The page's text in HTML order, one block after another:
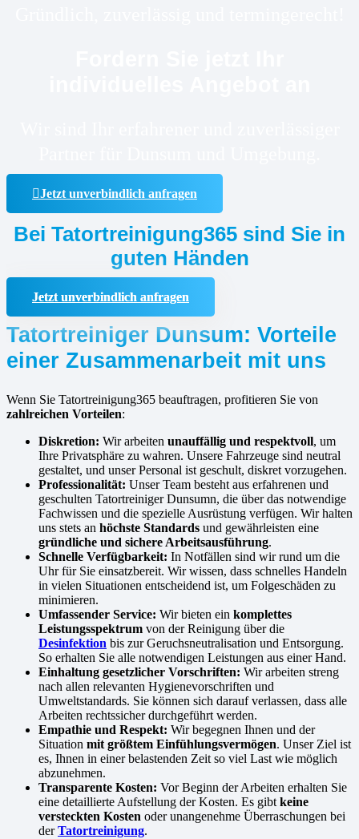
Jetzt unverbindlich anfragen
Bei Tatortreinigung365 sind Sie in
guten Händen
Jetzt unverbindlich anfragen
Tatortreiniger Dunsum: Vorteile
einer Zusammenarbeit mit uns
Wenn Sie Tatortreinigung365 beauftragen, profitieren Sie von
zahlreichen Vorteilen:
Diskretion: Wir arbeiten unauffällig und respektvoll, um
Ihre Privatsphäre zu wahren. Unsere Fahrzeuge sind neutral
gestaltet, und unser Personal ist geschult, diskret vorzugehen.
Professionalität: Unser Team besteht aus erfahrenen und
geschulten Tatortreiniger Dunsumn, die über das notwendige
Fachwissen und die spezielle Ausrüstung verfügen. Wir halten
uns stets an höchste Standards und gewährleisten eine
gründliche und sichere Arbeitsausführung.
Schnelle Verfügbarkeit: In Notfällen sind wir rund um die
Uhr für Sie einsatzbereit. Wir wissen, dass schnelles Handeln
in vielen Situationen entscheidend ist, um Folgeschäden zu
minimieren.
Umfassender Service: Wir bieten ein komplettes
Leistungsspektrum von der Reinigung über die
Desinfektion bis zur Geruchsneutralisation und Entsorgung.
So erhalten Sie alle notwendigen Leistungen aus einer Hand.
Einhaltung gesetzlicher Vorschriften: Wir arbeiten streng
nach allen relevanten Hygienevorschriften und
Umweltstandards. Sie können sich darauf verlassen, dass alle
Arbeiten rechtssicher durchgeführt werden.
Empathie und Respekt: Wir begegnen Ihnen und der
Situation mit größtem Einfühlungsvermögen. Unser Ziel ist
es, Ihnen in einer belastenden Zeit so viel Last wie möglich
abzunehmen.
Transparente Kosten: Vor Beginn der Arbeiten erhalten Sie
eine detaillierte Aufstellung der Kosten. Es gibt keine
versteckten Kosten oder unangenehme Überraschungen bei
derTatortreinigung.